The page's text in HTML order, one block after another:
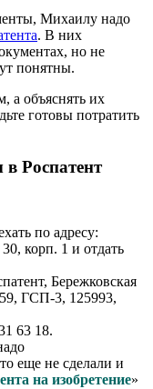
Михаилу надо
. В них
но не
понятны.
а объяснять их
готовы потратить
Роспатент
по адресу:
корп. 1 и отдать
Бережковская
ГСП-3, 125993,
63 18.
еще не сделали и
на изобретение»